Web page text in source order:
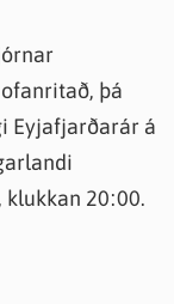
þá
Eyjafjarðarár á
klukkan 20:00.